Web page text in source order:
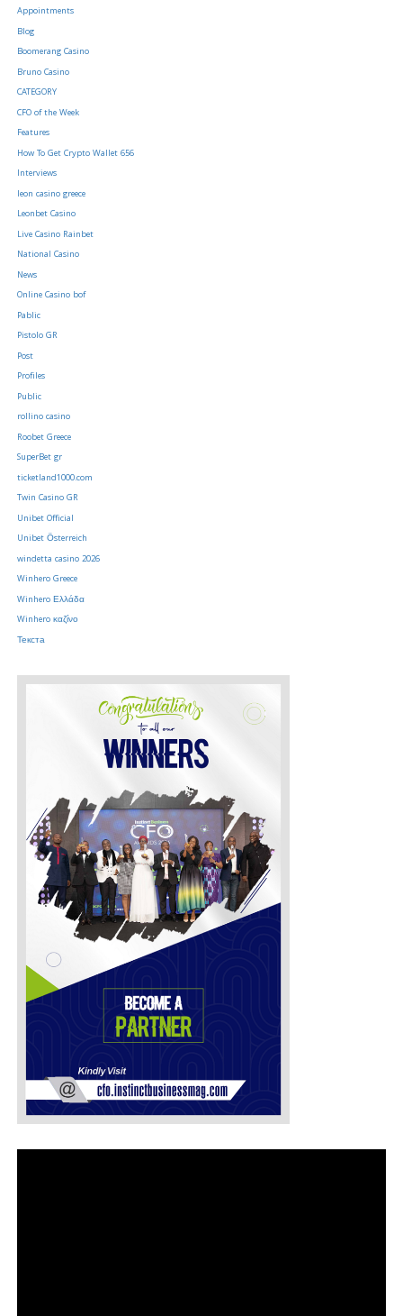
Appointments
Blog
Boomerang Casino
Bruno Casino
CATEGORY
CFO of the Week
Features
How To Get Crypto Wallet 656
Interviews
leon casino greece
Leonbet Casino
Live Casino Rainbet
National Casino
News
Online Casino bof
Pablic
Pistolo GR
Post
Profiles
Public
rollino casino
Roobet Greece
SuperBet gr
ticketland1000.com
Twin Casino GR
Unibet Official
Unibet Österreich
windetta casino 2026
Winhero Greece
Winhero Ελλάδα
Winhero καζίνο
Текста